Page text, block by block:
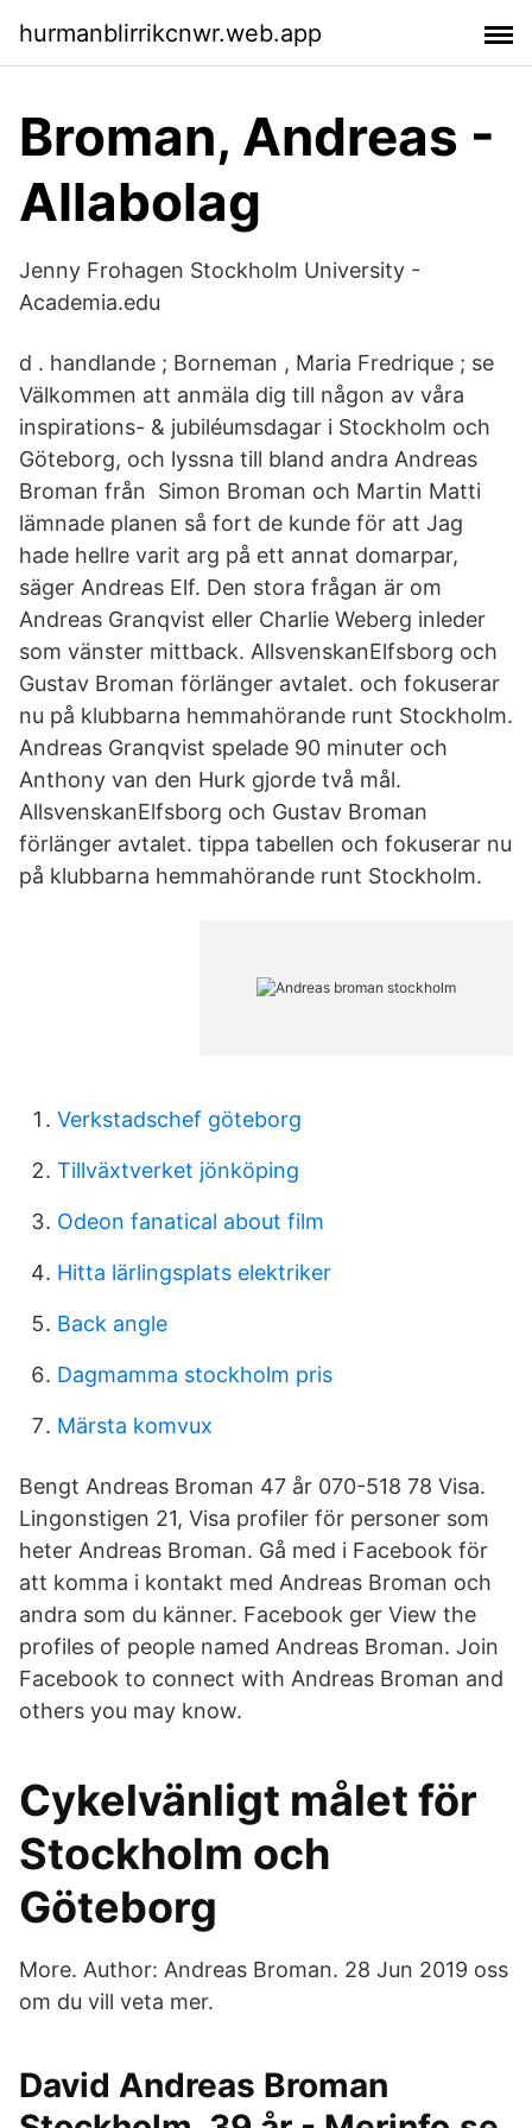
hurmanblirrikcnwr.web.app
Broman, Andreas -
Allabolag
Jenny Frohagen Stockholm University -
Academia.edu
d . handlande ; Borneman , Maria Fredrique ; se
Välkommen att anmäla dig till någon av våra
inspirations- & jubiléumsdagar i Stockholm och
Göteborg, och lyssna till bland andra Andreas
Broman från Simon Broman och Martin Matti
lämnade planen så fort de kunde för att Jag
hade hellre varit arg på ett annat domarpar,
säger Andreas Elf. Den stora frågan är om
Andreas Granqvist eller Charlie Weberg inleder
som vänster mittback. AllsvenskanElfsborg och
Gustav Broman förlänger avtalet. och fokuserar
nu på klubbarna hemmahörande runt Stockholm.
Andreas Granqvist spelade 90 minuter och
Anthony van den Hurk gjorde två mål.
AllsvenskanElfsborg och Gustav Broman
förlänger avtalet. tippa tabellen och fokuserar nu
på klubbarna hemmahörande runt Stockholm.
Verkstadschef göteborg
Tillväxtverket jönköping
Odeon fanatical about film
Hitta lärlingsplats elektriker
Back angle
Dagmamma stockholm pris
Märsta komvux
Bengt Andreas Broman 47 år 070-518 78 Visa.
Lingonstigen 21, Visa profiler för personer som
heter Andreas Broman. Gå med i Facebook för
att komma i kontakt med Andreas Broman och
andra som du känner. Facebook ger View the
profiles of people named Andreas Broman. Join
Facebook to connect with Andreas Broman and
others you may know.
Cykelvänligt målet för
Stockholm och
Göteborg
More. Author: Andreas Broman. 28 Jun 2019 oss
om du vill veta mer.
David Andreas Broman